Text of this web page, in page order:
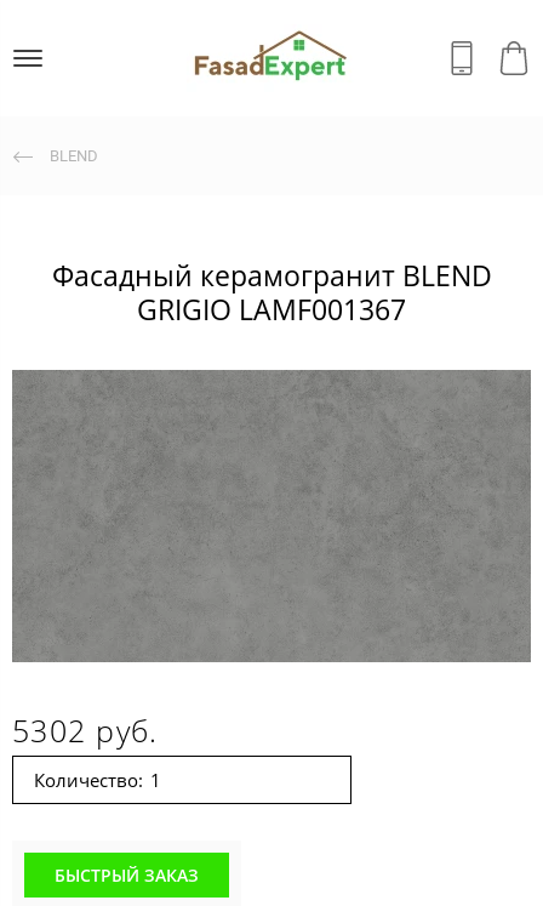
BLEND
Фасадный керамогранит BLEND
GRIGIO LAMF001367
5302 руб.
Количество:
БЫСТРЫЙ ЗАКАЗ